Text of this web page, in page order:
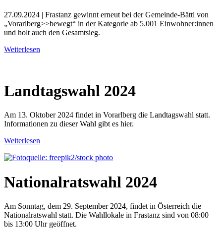
27.09.2024 | Frastanz gewinnt erneut bei der Gemeinde-Bättl von
„Vorarlberg>>bewegt“ in der Kategorie ab 5.001 Einwohner:innen
und holt auch den Gesamtsieg.
Weiterlesen
Landtagswahl 2024
Am 13. Oktober 2024 findet in Vorarlberg die Landtagswahl statt.
Informationen zu dieser Wahl gibt es hier.
Weiterlesen
Nationalratswahl 2024
Am Sonntag, dem 29. September 2024, findet in Österreich die
Nationalratswahl statt. Die Wahllokale in Frastanz sind von 08:00
bis 13:00 Uhr geöffnet.